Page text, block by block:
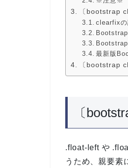
〔bootstrap
clearfixの
最新版
〔bootstrap
〔
.float-left や
うため、親要素